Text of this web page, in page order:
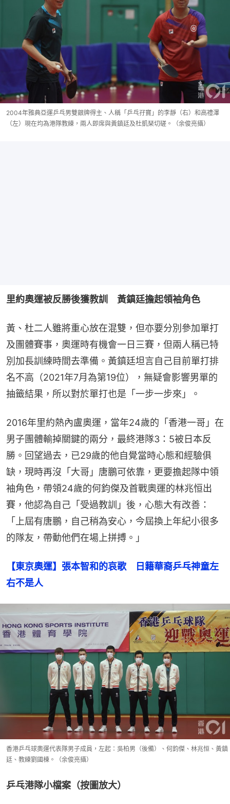
2004年雅典亞運乒乓男雙銀牌得主、人稱「乒乓孖寶」的李靜（右）和高禮澤
（左）現在均為港隊教練，兩人即席與黃鎮廷及杜凱琹切磋。（余俊亮攝）
里約奧運被反勝後獲教訓　黃鎮廷擔起領袖角色
黃、杜二人雖將重心放在混雙，但亦要分別參加單打
及團體賽事，奧運時有機會一日三賽，但兩人稱已特
別加長訓練時間去準備。黃鎮廷坦言自己目前單打排
名不高（2021年7月為第19位），無疑會影響男單的
抽籤結果，所以對於單打也是「一步一步來」。
2016年里約熱內盧奧運，當年24歲的「香港一哥」在
男子團體輸掉關鍵的兩分，最終港隊3：5被日本反
勝。回望過去，已29歲的他自覺當時心態和經驗俱
缺，現時再沒「大哥」唐鵬可依靠，更要擔起隊中領
袖角色，帶領24歲的何鈞傑及首戰奧運的林兆恒出
賽，他認為自己「受過教訓」後，心態大有改善：
「上屆有唐鵬，自己稍為安心，今屆換上年紀小很多
的隊友，帶動他們在場上拼搏。」
【東京奧運】張本智和的哀歌　日籍華裔乒乓神童左
右不是人
香港乒乓球奧運代表隊男子成員，左起：吳柏男（後備）、何鈞傑、林兆恒、黃鎮
廷、教練劉國棟。（余俊亮攝）
乒乓港隊小檔案（按圖放大）